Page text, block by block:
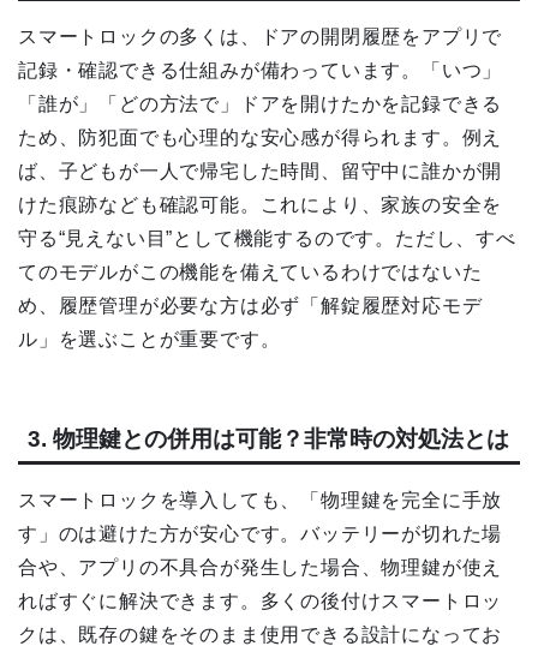
スマートロックの多くは、ドアの開閉履歴をアプリで
記録・確認できる仕組みが備わっています。「いつ」
「誰が」「どの方法で」ドアを開けたかを記録できる
ため、防犯面でも心理的な安心感が得られます。例え
ば、子どもが一人で帰宅した時間、留守中に誰かが開
けた痕跡なども確認可能。これにより、家族の安全を
守る“見えない目”として機能するのです。ただし、すべ
てのモデルがこの機能を備えているわけではないた
め、履歴管理が必要な方は必ず「解錠履歴対応モデ
ル」を選ぶことが重要です。
3. 物理鍵との併用は可能？非常時の対処法とは
スマートロックを導入しても、「物理鍵を完全に手放
す」のは避けた方が安心です。バッテリーが切れた場
合や、アプリの不具合が発生した場合、物理鍵が使え
ればすぐに解決できます。多くの後付けスマートロッ
クは、既存の鍵をそのまま使用できる設計になってお